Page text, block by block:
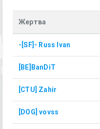
Жертва
-[SF]- Russ Ivan
[BE]BanDiT
[CTU] Zahir
[DOG] vovss